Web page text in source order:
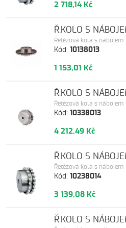
2 718,14 Kč
Kód:10138013
Řetězová kola s nábojem
Ř.KOLO S
1 153,01 Kč
Kód:10338013
Řetězová kola s nábojem
Ř.KOLO S
4 212,49 Kč
Kód:10238014
Řetězová kola s nábojem
Ř.KOLO S
3 139,08 Kč
Ř.KOLO S